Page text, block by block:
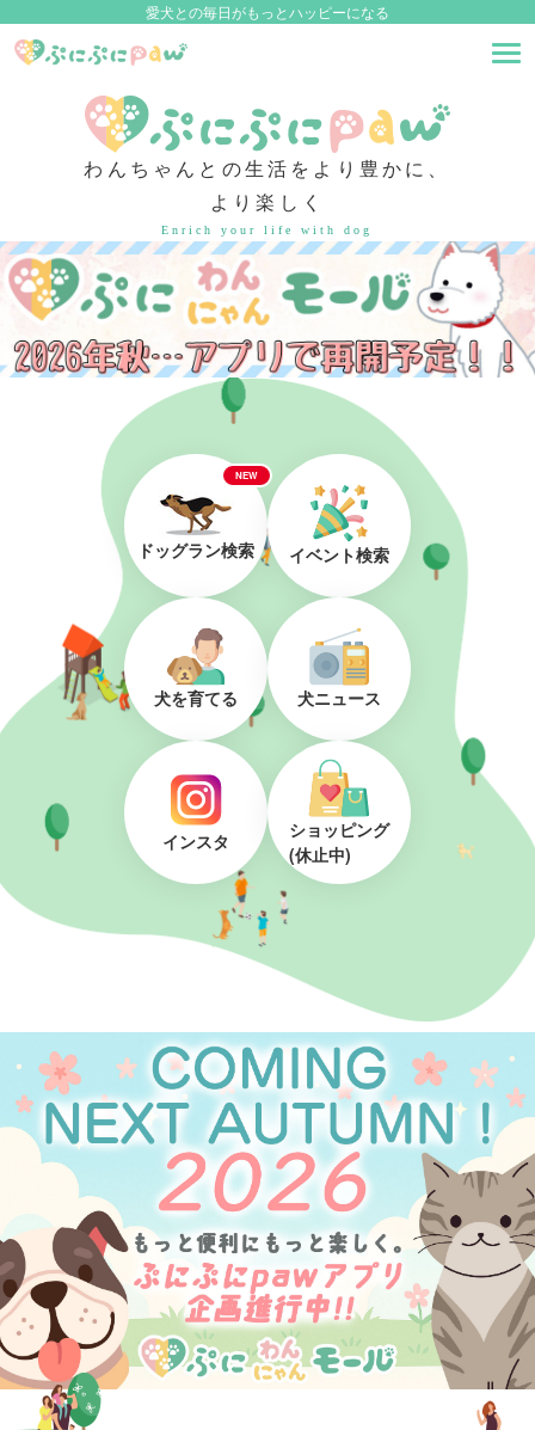
愛犬との毎日がもっとハッピーになる
わんちゃんとの生活をより豊かに、
より楽しく
Enrich your life with dog
NEW
ドッグラン検索 イベント検索
犬を育てる 犬ニュース
インスタ
ショッピング
(休止中)